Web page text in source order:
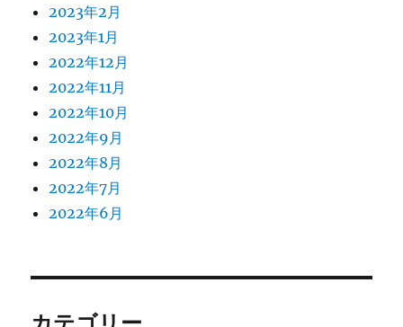
2023年2月
2023年1月
2022年12月
2022年11月
2022年10月
2022年9月
2022年8月
2022年7月
2022年6月